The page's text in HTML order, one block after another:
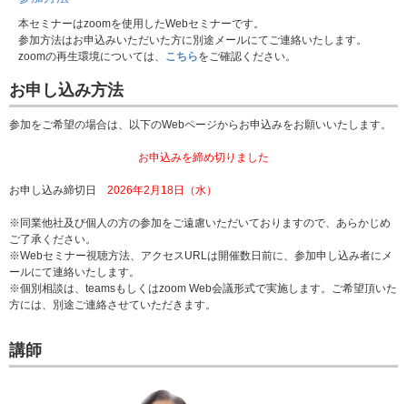
本セミナーはzoomを使用したWebセミナーです。
参加方法はお申込みいただいた方に別途メールにてご連絡いたします。
zoomの再生環境については、 こちらをご確認ください。
お申し込み方法
参加をご希望の場合は、以下のWebページからお申込みをお願いいたします。
お申込みを締め切りました
お申し込み締切日 2026年2月18日（水）
※同業他社及び個人の方の参加をご遠慮いただいておりますので、あらかじめ
ご了承ください。
※Webセミナー視聴方法、アクセスURLは開催数日前に、参加申し込み者にメ
ールにて連絡いたします。
※個別相談は、teamsもしくはzoom Web会議形式で実施します。ご希望頂いた
方には、別途ご連絡させていただきます。
講師